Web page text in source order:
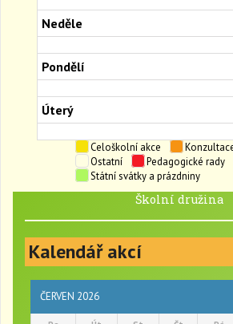
Neděle
Pondělí
Úterý
Celoškolní akce
Ostatní
Pedagogické rady
Státní svátky a prázdniny
Školní družina
Kalendář akcí
ČERVEN 2026